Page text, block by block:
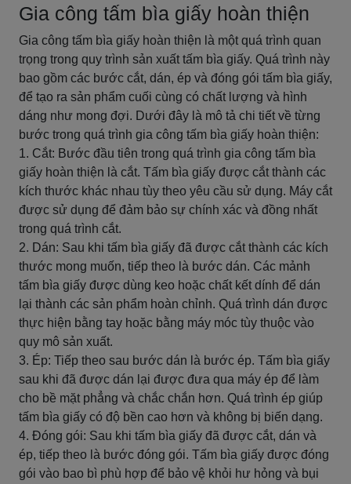
Gia công tấm bìa giấy hoàn thiện
Gia công tấm bìa giấy hoàn thiện là một quá trình quan
trọng trong quy trình sản xuất tấm bìa giấy. Quá trình này
bao gồm các bước cắt, dán, ép và đóng gói tấm bìa giấy,
để tạo ra sản phẩm cuối cùng có chất lượng và hình
dáng như mong đợi. Dưới đây là mô tả chi tiết về từng
bước trong quá trình gia công tấm bìa giấy hoàn thiện:
1. Cắt: Bước đầu tiên trong quá trình gia công tấm bìa
giấy hoàn thiện là cắt. Tấm bìa giấy được cắt thành các
kích thước khác nhau tùy theo yêu cầu sử dụng. Máy cắt
được sử dụng để đảm bảo sự chính xác và đồng nhất
trong quá trình cắt.
2. Dán: Sau khi tấm bìa giấy đã được cắt thành các kích
thước mong muốn, tiếp theo là bước dán. Các mảnh
tấm bìa giấy được dùng keo hoặc chất kết dính để dán
lại thành các sản phẩm hoàn chỉnh. Quá trình dán được
thực hiện bằng tay hoặc bằng máy móc tùy thuộc vào
quy mô sản xuất.
3. Ép: Tiếp theo sau bước dán là bước ép. Tấm bìa giấy
sau khi đã được dán lại được đưa qua máy ép để làm
cho bề mặt phẳng và chắc chắn hơn. Quá trình ép giúp
tấm bìa giấy có độ bền cao hơn và không bị biến dạng.
4. Đóng gói: Sau khi tấm bìa giấy đã được cắt, dán và
ép, tiếp theo là bước đóng gói. Tấm bìa giấy được đóng
gói vào bao bì phù hợp để bảo vệ khỏi hư hỏng và bụi